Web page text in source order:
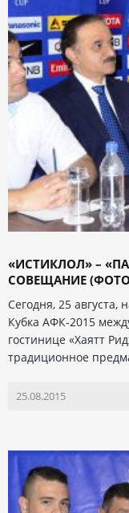
«ИСТИКЛОЛ» –
СОВЕЩАНИЕ
Сегодня, 25 августа,
Кубка АФК-2015
гостинице «Хаятт
традиционное
25.08.2015